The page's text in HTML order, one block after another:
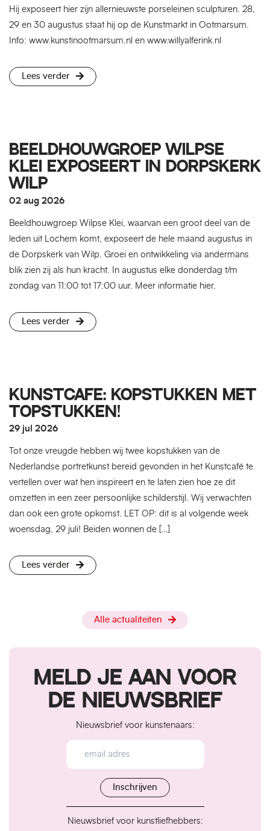
Hij exposeert hier zijn allernieuwste porseleinen sculpturen. 28,
29 en 30 augustus staat hij op de Kunstmarkt in Ootmarsum.
Info: www.kunstinootmarsum.nl en www.willyalferink.nl
Lees verder
BEELDHOUWGROEP WILPSE
KLEI EXPOSEERT IN DORPSKERK
WILP
02 aug 2026
Beeldhouwgroep Wilpse Klei, waarvan een groot deel van de
leden uit Lochem komt, exposeert de hele maand augustus in
de Dorpskerk van Wilp. Groei en ontwikkeling via andermans
blik zien zij als hun kracht. In augustus elke donderdag t/m
zondag van 11:00 tot 17:00 uur. Meer informatie hier.
Lees verder
KUNSTCAFÉ: KOPSTUKKEN MET
TOPSTUKKEN!
29 jul 2026
Tot onze vreugde hebben wij twee kopstukken van de
Nederlandse portretkunst bereid gevonden in het Kunstcafé te
vertellen over wat hen inspireert en te laten zien hoe ze dit
omzetten in een zeer persoonlijke schilderstijl. Wij verwachten
dan ook een grote opkomst. LET OP: dit is al volgende week
woensdag, 29 juli! Beiden wonnen de […]
Lees verder
Alle actualiteiten
MELD JE AAN VOOR
DE NIEUWSBRIEF
Nieuwsbrief voor kunstenaars:
Nieuwsbrief voor kunstliefhebbers: